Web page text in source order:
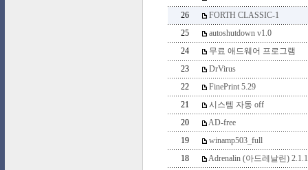
26
FORTH CLASSIC-1
25
autoshutdown v1.0
24
무료 애드웨어 프로그램
23
DrVirus
22
FinePrint 5.29
21
시스템 자동 off
20
AD-free
19
winamp503_full
18
Adrenalin (아드레날린) 2.1.1